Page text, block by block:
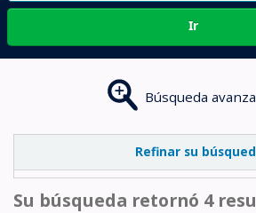
Ir
Búsqueda
Refinar su
Su búsqueda retornó 4